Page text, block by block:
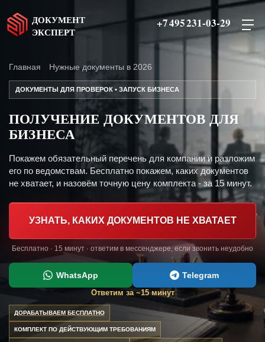
ДОКУМЕНТ
ЭКСПЕРТ
+7 495 231-03-29
Главная Нужные документы в 2026
ДОКУМЕНТЫ ДЛЯ ПРОВЕРОК • ЗАПУСК БИЗНЕСА
ПОЛУЧЕНИЕ ДОКУМЕНТОВ ДЛЯ
БИЗНЕСА
Покажем обязательный перечень для компании и разложим
его по ведомствам. Бесплатно покажем, каких документов
не хватает, и назовём точную цену комплекта - за 15 минут.
УЗНАТЬ, КАКИХ ДОКУМЕНТОВ НЕ ХВАТАЕТ
Бесплатно · 15 минут · ответим в мессенджере, если звонить неудобно
WhatsApp Telegram
Ответим за ~15 минут
ДОРАБАТЫВАЕМ БЕСПЛАТНО
КОМПЛЕКТ ПО ДЕЙСТВУЮЩИМ ТРЕБОВАНИЯМ